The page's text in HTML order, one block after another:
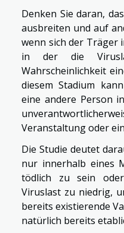
Denken Sie daran,
ausbreiten und auf
wenn sich der Träger
in der die
Wahrscheinlichkeit
diesem Stadium
eine andere Person
Veranstaltung oder
Die Studie deutet
nur innerhalb eines
tödlich zu sein
Viruslast zu niedrig,
bereits existierende
natürlich bereits